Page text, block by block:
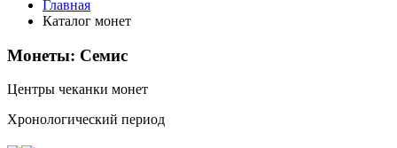
Главная
Каталог монет
Монеты: Семис
Центры чеканки монет
Хронологический период